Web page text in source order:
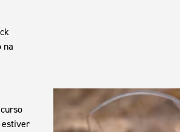
na
estiver